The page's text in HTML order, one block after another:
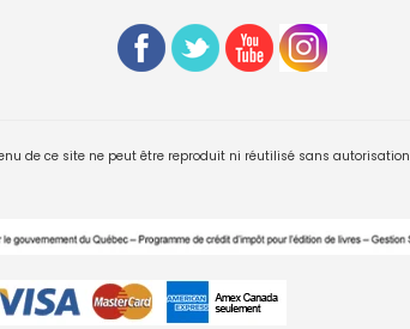
de ce site ne peut être reproduit ni réutilisé sans autorisation